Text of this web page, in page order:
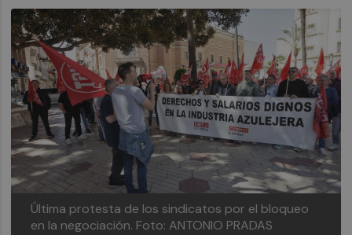
Última protesta de los sindicatos por el bloqueo
en la negociación. Foto: ANTONIO PRADAS